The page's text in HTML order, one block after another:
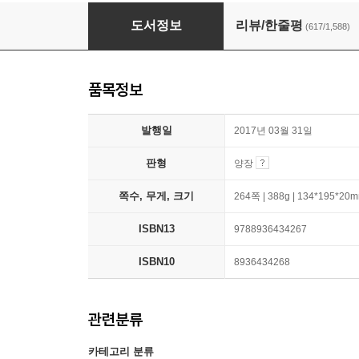
도서정보 리뷰/한줄평 (617/1,588)
품목정보
발행일 2017년 03월 31일
판형 양장
쪽수, 무게, 크기 264쪽 | 388g |
ISBN13 9788936434267
ISBN10 8936434268
관련분류
카테고리 분류